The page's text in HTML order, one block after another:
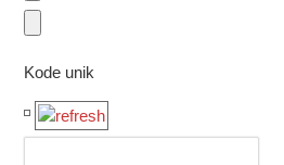
Kode unik